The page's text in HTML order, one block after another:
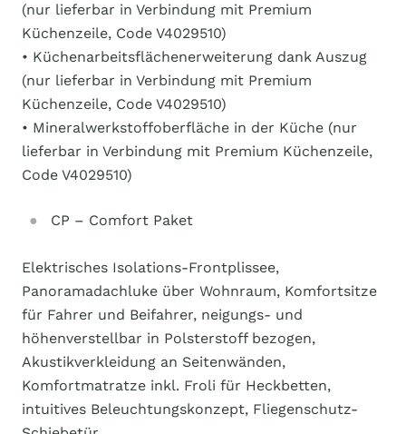
(nur lieferbar in Verbindung mit Premium
Küchenzeile, Code V4029510)
• Küchenarbeitsflächenerweiterung dank Auszug
(nur lieferbar in Verbindung mit Premium
Küchenzeile, Code V4029510)
• Mineralwerkstoffoberfläche in der Küche (nur
lieferbar in Verbindung mit Premium Küchenzeile,
Code V4029510)
CP – Comfort Paket
Elektrisches Isolations-Frontplissee,
Panoramadachluke über Wohnraum, Komfortsitze
für Fahrer und Beifahrer, neigungs- und
höhenverstellbar in Polsterstoff bezogen,
Akustikverkleidung an Seitenwänden,
Komfortmatratze inkl. Froli für Heckbetten,
intuitives Beleuchtungskonzept, Fliegenschutz-